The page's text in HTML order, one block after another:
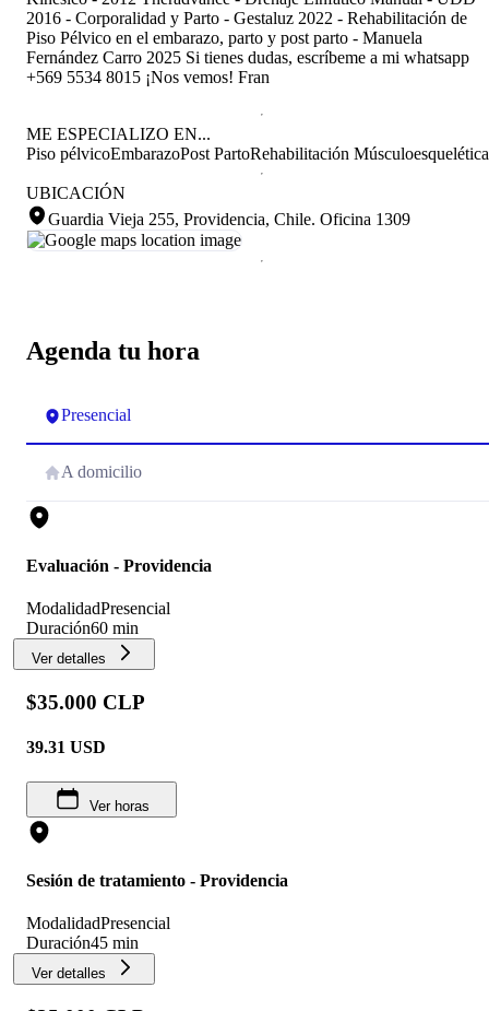
Agenda tu hora
Presencial
A domicilio
Evaluación - Providencia
ModalidadPresencial
Duración60 min
Ver detalles
$35.000 CLP
39.31 USD
Ver horas
Sesión de tratamiento - Providencia
ModalidadPresencial
Duración45 min
Ver detalles
2016 - Corporalidad y Parto - Gestaluz 2022 - Rehabilitación de
Piso Pélvico en el embarazo, parto y post parto - Manuela
Fernández Carro 2025 Si tienes dudas, escríbeme a mi whatsapp
+569 5534 8015 ¡Nos vemos! Fran
ME ESPECIALIZO EN...
Piso pélvicoEmbarazoPost PartoRehabilitación Músculoesquelética
UBICACIÓN
Guardia Vieja 255, Providencia, Chile. Oficina 1309